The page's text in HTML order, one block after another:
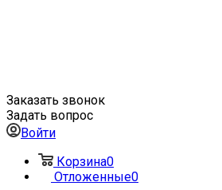
Заказать звонок
Задать вопрос
Войти
Корзина0
Отложенные0